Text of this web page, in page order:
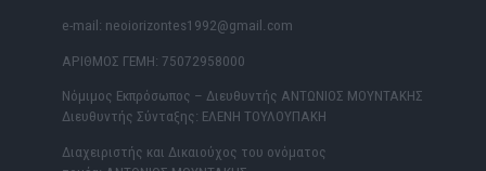
e-mail: neoiorizontes1992@gmail.com
ΑΡΙΘΜΟΣ ΓΕΜΗ: 75072958000
Νόμιμος Εκπρόσωπος – Διευθυντής ΑΝΤΩΝΙΟΣ ΜΟΥΝΤΑΚΗΣ
Διευθυντής Σύνταξης: ΕΛΕΝΗ ΤΟΥΛΟΥΠΑΚΗ
Διαχειριστής και Δικαιούχος του ονόματος